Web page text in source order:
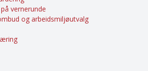
vernerunde
og arbeidsmiljøutvalg